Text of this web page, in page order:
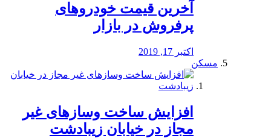
آخرین قیمت خودرو‌های
پرفروش در بازار
اکتبر 17, 2019
مسکن
افزایش ساخت وسازهای غیر
مجاز در خیابان زیبادشت